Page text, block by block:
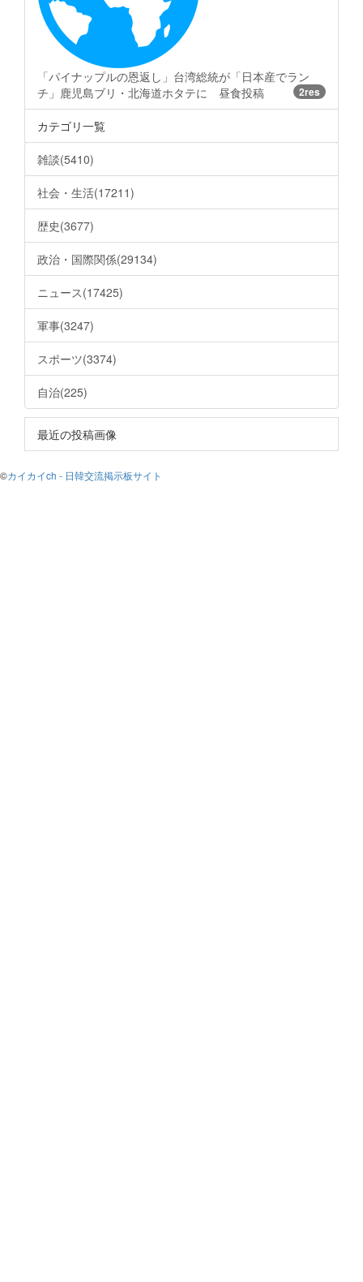
「パイナップルの恩返し」台湾総統が「日本産でラン
チ」鹿児島ブリ・北海道ホタテに 昼食投稿
2res
カテゴリ一覧
雑談(5410)
社会・生活(17211)
歴史(3677)
政治・国際関係(29134)
ニュース(17425)
軍事(3247)
スポーツ(3374)
自治(225)
最近の投稿画像
©カイカイch - 日韓交流掲示板サイト